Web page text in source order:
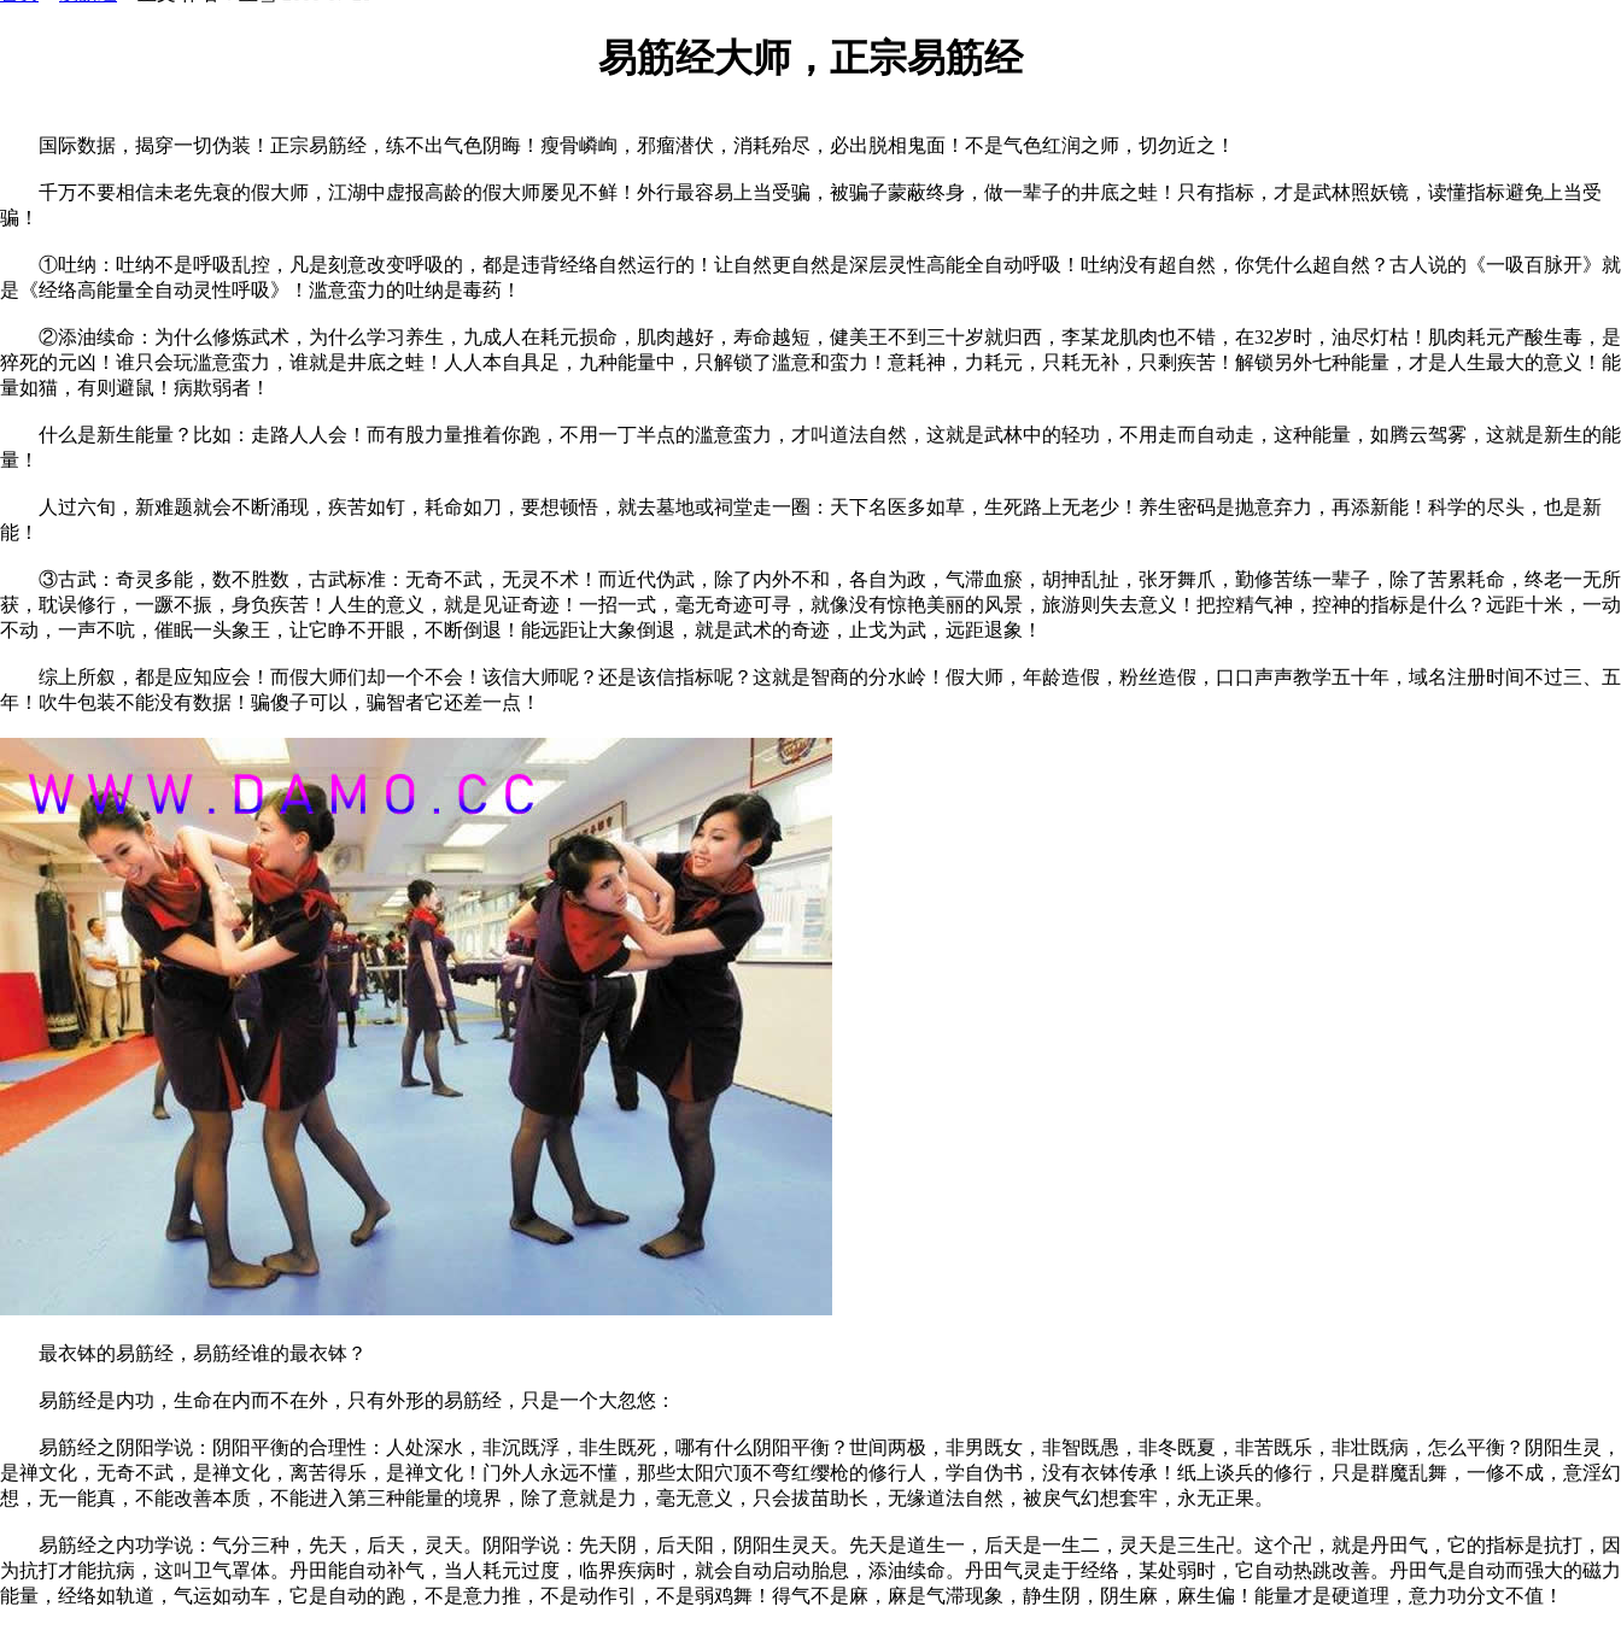
易筋经大师，正宗易筋经
国际数据，揭穿一切伪装！正宗易筋经，练不出气色阴晦！瘦骨嶙峋，邪瘤潜伏，消耗殆尽，必出脱相鬼面！不是气色红润之师，切勿近之！
千万不要相信未老先衰的假大师，江湖中虚报高龄的假大师屡见不鲜！外行最容易上当受骗，被骗子蒙蔽终身，做一辈子的井底之蛙！只有指标，才是武林照妖镜，读懂指标避免上当受
骗！
①吐纳：吐纳不是呼吸乱控，凡是刻意改变呼吸的，都是违背经络自然运行的！让自然更自然是深层灵性高能全自动呼吸！吐纳没有超自然，你凭什么超自然？古人说的《一吸百脉开》就
是《经络高能量全自动灵性呼吸》！滥意蛮力的吐纳是毒药！
②添油续命：为什么修炼武术，为什么学习养生，九成人在耗元损命，肌肉越好，寿命越短，健美王不到三十岁就归西，李某龙肌肉也不错，在32岁时，油尽灯枯！肌肉耗元产酸生毒，是
猝死的元凶！谁只会玩滥意蛮力，谁就是井底之蛙！人人本自具足，九种能量中，只解锁了滥意和蛮力！意耗神，力耗元，只耗无补，只剩疾苦！解锁另外七种能量，才是人生最大的意义！能
量如猫，有则避鼠！病欺弱者！
什么是新生能量？比如：走路人人会！而有股力量推着你跑，不用一丁半点的滥意蛮力，才叫道法自然，这就是武林中的轻功，不用走而自动走，这种能量，如腾云驾雾，这就是新生的能
量！
人过六旬，新难题就会不断涌现，疾苦如钉，耗命如刀，要想顿悟，就去墓地或祠堂走一圈：天下名医多如草，生死路上无老少！养生密码是抛意弃力，再添新能！科学的尽头，也是新
能！
③古武：奇灵多能，数不胜数，古武标准：无奇不武，无灵不术！而近代伪武，除了内外不和，各自为政，气滞血瘀，胡抻乱扯，张牙舞爪，勤修苦练一辈子，除了苦累耗命，终老一无所
获，耽误修行，一蹶不振，身负疾苦！人生的意义，就是见证奇迹！一招一式，毫无奇迹可寻，就像没有惊艳美丽的风景，旅游则失去意义！把控精气神，控神的指标是什么？远距十米，一动
不动，一声不吭，催眠一头象王，让它睁不开眼，不断倒退！能远距让大象倒退，就是武术的奇迹，止戈为武，远距退象！
综上所叙，都是应知应会！而假大师们却一个不会！该信大师呢？还是该信指标呢？这就是智商的分水岭！假大师，年龄造假，粉丝造假，口口声声教学五十年，域名注册时间不过三、五
年！吹牛包装不能没有数据！骗傻子可以，骗智者它还差一点！
最衣钵的易筋经，易筋经谁的最衣钵？
易筋经是内功，生命在内而不在外，只有外形的易筋经，只是一个大忽悠：
易筋经之阴阳学说：阴阳平衡的合理性：人处深水，非沉既浮，非生既死，哪有什么阴阳平衡？世间两极，非男既女，非智既愚，非冬既夏，非苦既乐，非壮既病，怎么平衡？阴阳生灵，
是禅文化，无奇不武，是禅文化，离苦得乐，是禅文化！门外人永远不懂，那些太阳穴顶不弯红缨枪的修行人，学自伪书，没有衣钵传承！纸上谈兵的修行，只是群魔乱舞，一修不成，意淫幻
想，无一能真，不能改善本质，不能进入第三种能量的境界，除了意就是力，毫无意义，只会拔苗助长，无缘道法自然，被戾气幻想套牢，永无正果。
易筋经之内功学说：气分三种，先天，后天，灵天。阴阳学说：先天阴，后天阳，阴阳生灵天。先天是道生一，后天是一生二，灵天是三生卍。这个卍，就是丹田气，它的指标是抗打，因
为抗打才能抗病，这叫卫气罩体。丹田能自动补气，当人耗元过度，临界疾病时，就会自动启动胎息，添油续命。丹田气灵走于经络，某处弱时，它自动热跳改善。丹田气是自动而强大的磁力
能量，经络如轨道，气运如动车，它是自动的跑，不是意力推，不是动作引，不是弱鸡舞！得气不是麻，麻是气滞现象，静生阴，阴生麻，麻生偏！能量才是硬道理，意力功分文不值！